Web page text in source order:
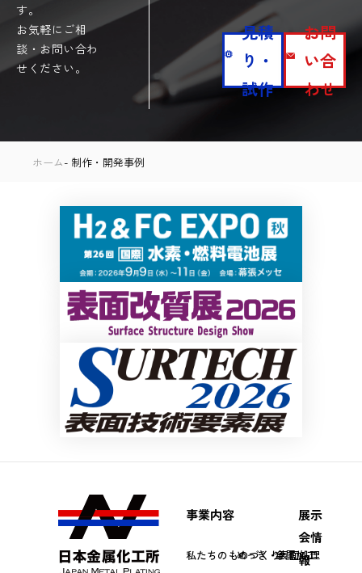
す。
お気軽にご相
談・お問い合わ
せください。
見積
り・
試作
お問
い合
わせ
ホーム 制作・開発事例
事業内容
私たちのものづくり
めっき・表面処理
金属加工
展示
会情
報